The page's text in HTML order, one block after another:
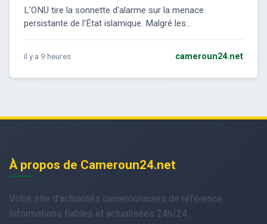
L'ONU tire la sonnette d'alarme sur la menace
persistante de l'État islamique. Malgré les...
il y a 9 heures cameroun24.net
À propos de Cameroun24.net
Votre site d'actualités camerounaises de référence.
Informations fiables et actualisées 24h/24.